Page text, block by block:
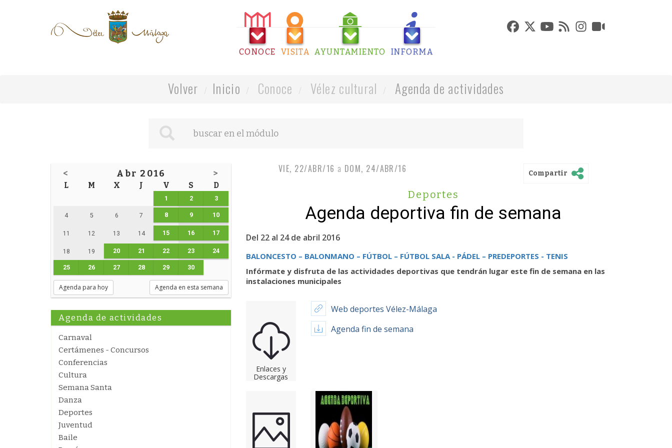
CONOCE VISITA AYUNTAMIENTO INFORMA
Volver Inicio Conoce Vélez cultural Agenda de actividades
< Abr 2016 >
L M X J V S D
1 2 3
4 5 6 7 8 9 10
11 12 13 14 15 16 17
18 19 20 21 22 23 24
25 26 27 28 29 30
Agenda para hoy Agenda en esta semana
Agenda de actividades
Carnaval
Certámenes - Concursos
Conferencias
Cultura
Semana Santa
Danza
Deportes
Juventud
Baile
VIE, 22/ABR/16 a DOM, 24/ABR/16 Compartir
Deportes
Agenda deportiva fin de semana
Del 22 al 24 de abril 2016
BALONCESTO – BALONMANO – FÚTBOL – FÚTBOL SALA - PÁDEL – PREDEPORTES - TENIS
Infórmate y disfruta de las actividades deportivas que tendrán lugar este fin de semana en las
instalaciones municipales
Enlaces y
Descargas
Web deportes Vélez-Málaga
Agenda fin de semana